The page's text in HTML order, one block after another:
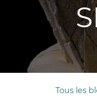
Tous les